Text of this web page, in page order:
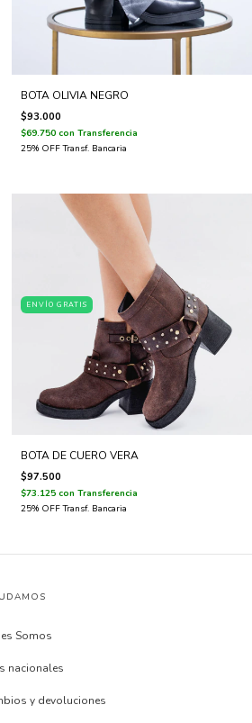
BOTA OLIVIA NEGRO
$93.000
$69.750 con Transferencia
ENVÍO GRATIS
BOTA DE CUERO VERA
$97.500
$73.125 con Transferencia
Somos
nacionales
y devoluciones